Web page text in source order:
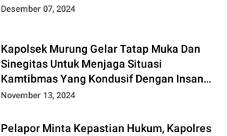
Desember 07, 2024
Kapolsek Murung Gelar Tatap Muka Dan
Sinegitas Untuk Menjaga Situasi
Kamtibmas Yang Kondusif Dengan Insan
Pers
November 13, 2024
Pelapor Minta Kepastian Hukum, Kapolres